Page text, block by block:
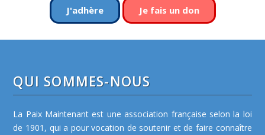
J'adhère Je fais un don
QUI SOMMES-NOUS
La Paix Maintenant est une association française selon la loi
de 1901, qui a pour vocation de soutenir et de faire connaître